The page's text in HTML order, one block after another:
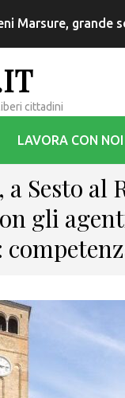
Marsure, grande
cittadini
LAVORA CON NOI
Sesto al
gli